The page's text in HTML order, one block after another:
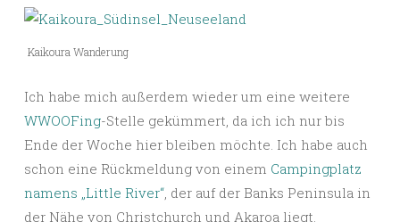
Kaikoura Wanderung
Ich habe mich außerdem wieder um eine weitere
WWOOFing-Stelle gekümmert, da ich ich nur bis
Ende der Woche hier bleiben möchte. Ich habe auch
schon eine Rückmeldung von einem Campingplatz
namens „Little River“, der auf der Banks Peninsula in
der Nähe von Christchurch und Akaroa liegt.